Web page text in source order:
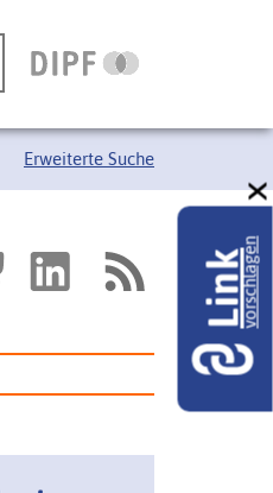
Erweiterte Suche
Linkvorschlagen